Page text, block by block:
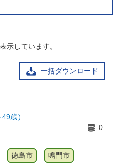
示しています。
一括ダウンロード
歳）
0
徳島市 鳴門市